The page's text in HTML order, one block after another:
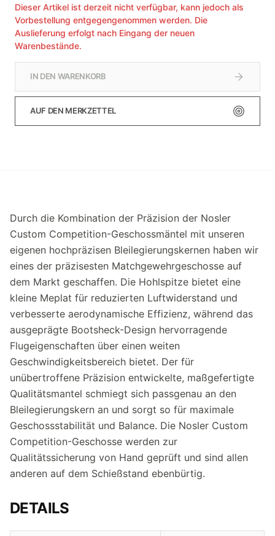
Dieser Artikel ist derzeit nicht verfügbar, kann jedoch als
Vorbestellung entgegengenommen werden. Die
Auslieferung erfolgt nach Eingang der neuen
Warenbestände.
IN DEN WARENKORB
AUF DEN MERKZETTEL
Durch die Kombination der Präzision der Nosler
Custom Competition-Geschossmäntel mit unseren
eigenen hochpräzisen Bleilegierungskernen haben wir
eines der präzisesten Matchgewehrgeschosse auf
dem Markt geschaffen. Die Hohlspitze bietet eine
kleine Meplat für reduzierten Luftwiderstand und
verbesserte aerodynamische Effizienz, während das
ausgeprägte Bootsheck-Design hervorragende
Flugeigenschaften über einen weiten
Geschwindigkeitsbereich bietet. Der für
unübertroffene Präzision entwickelte, maßgefertigte
Qualitätsmantel schmiegt sich passgenau an den
Bleilegierungskern an und sorgt so für maximale
Geschossstabilität und Balance. Die Nosler Custom
Competition-Geschosse werden zur
Qualitätssicherung von Hand geprüft und sind allen
anderen auf dem Schießstand ebenbürtig.
DETAILS